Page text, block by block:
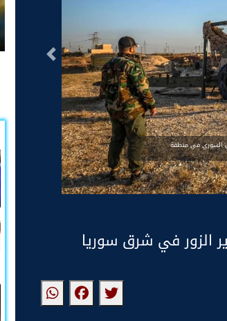
السوري في منطقة
التالى
الزور في شرق سوريا